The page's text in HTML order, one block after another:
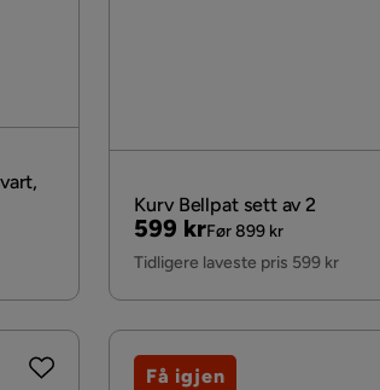
Kurv Bellpat sett av 2
Pris
599 kr
Original
Pris
Før 899 kr
Tidligere laveste pris 599 kr
Få igjen